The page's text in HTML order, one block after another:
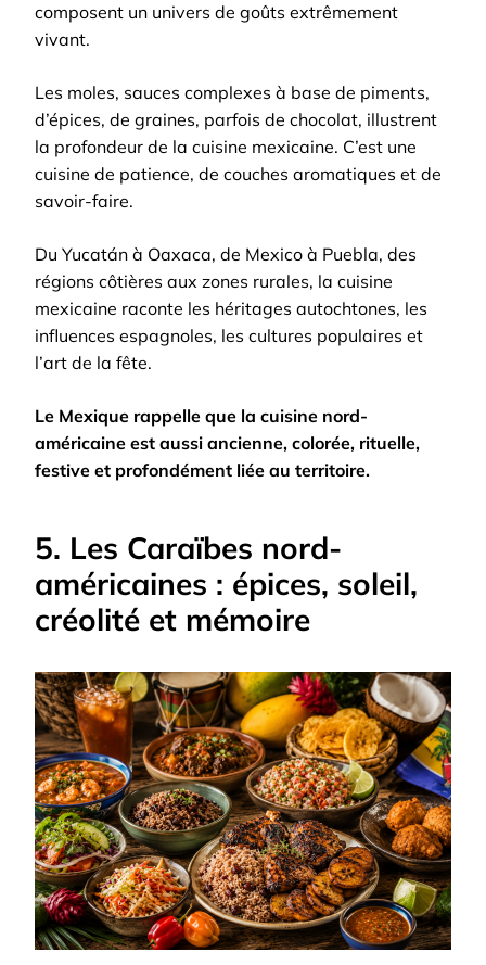
composent un univers de goûts extrêmement
vivant.
Les moles, sauces complexes à base de piments,
d’épices, de graines, parfois de chocolat, illustrent
la profondeur de la cuisine mexicaine. C’est une
cuisine de patience, de couches aromatiques et de
savoir-faire.
Du Yucatán à Oaxaca, de Mexico à Puebla, des
régions côtières aux zones rurales, la cuisine
mexicaine raconte les héritages autochtones, les
influences espagnoles, les cultures populaires et
l’art de la fête.
Le Mexique rappelle que la cuisine nord-
américaine est aussi ancienne, colorée, rituelle,
festive et profondément liée au territoire.
5. Les Caraïbes nord-
américaines : épices, soleil,
créolité et mémoire